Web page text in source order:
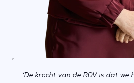
‘De kracht van de ROV is dat we